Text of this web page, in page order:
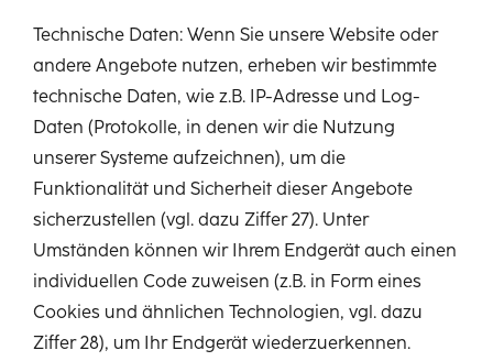
Technische Daten: Wenn Sie unsere Website oder
andere Angebote nutzen, erheben wir bestimmte
technische Daten, wie z.B. IP-Adresse und Log-
Daten (Protokolle, in denen wir die Nutzung
unserer Systeme aufzeichnen), um die
Funktionalität und Sicherheit dieser Angebote
sicherzustellen (vgl. dazu Ziffer 27). Unter
Umständen können wir Ihrem Endgerät auch einen
individuellen Code zuweisen (z.B. in Form eines
Cookies und ähnlichen Technologien, vgl. dazu
Ziffer 28), um Ihr Endgerät wiederzuerkennen.